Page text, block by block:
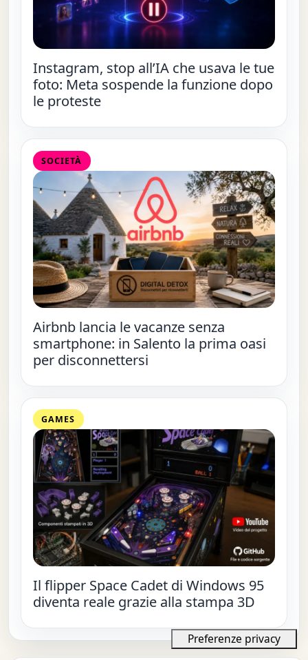
Instagram, stop all’IA che usava le tue
foto: Meta sospende la funzione dopo
le proteste
SOCIETÀ
Airbnb lancia le vacanze senza
smartphone: in Salento la prima oasi
per disconnettersi
GAMES
Il flipper Space Cadet di Windows 95
diventa reale grazie alla stampa 3D